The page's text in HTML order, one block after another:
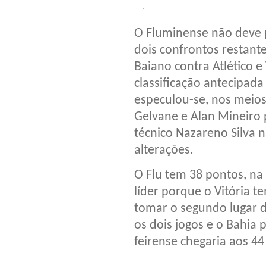
O Fluminense não
dois confrontos
Baiano contra Atlético
classificação
especulou-se, nos
Gelvane e Alan
técnico Nazareno Silva
alterações.
O Flu tem 38 pontos,
líder porque o Vitória
tomar o segundo lugar
os dois jogos e o Bahia
feirense chegaria aos